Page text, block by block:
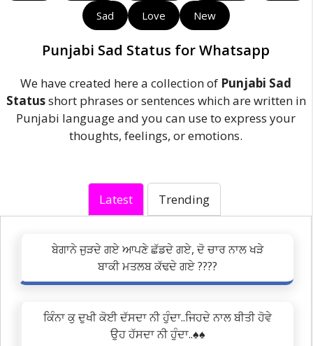
Sad Love New
Punjabi Sad Status for Whatsapp
We have created here a collection of Punjabi Sad
Statusshort phrases or sentences which are written in
Punjabi language and you can use to express your
thoughts, feelings, or emotions.
Latest Trending
ਬੇਗਾਨੇ ਜੁੜਦੇ ਗਏ ਆਪਣੇ ਛੱਡਦੇ ਗਏ, ਦੋ ਚਾਰ ਨਾਲ ਖੜੇ
ਬਾਕੀ ਮਤਲਬ ਕੱਢਦੇ ਗਏ ????
ਕਿੰਨਾ ਕੁ ਦੁਖੀ ਕੋਈ ਦੱਸਦਾ ਨੀ ਹੁੰਦਾ..ਜਿਹਦੇ ਨਾਲ ਬੀਤੀ ਹੋਵੇ
ਉਹ ਹੱਸਦਾ ਨੀ ਹੁੰਦਾ..♠️♠️